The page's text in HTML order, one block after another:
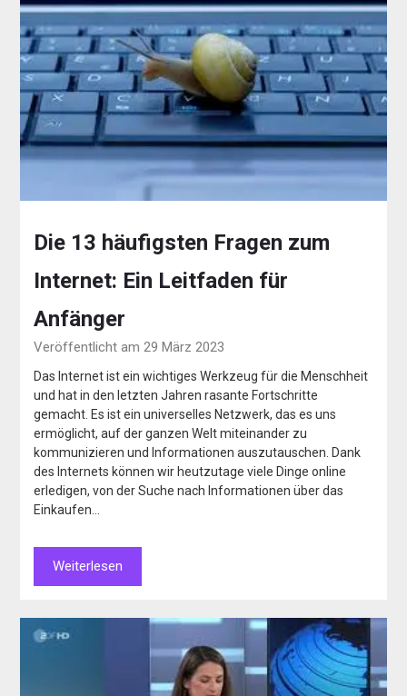
Die 13 häufigsten Fragen zum
Internet: Ein Leitfaden für
Anfänger
Veröffentlicht am 29 März 2023
Das Internet ist ein wichtiges Werkzeug für die Menschheit
und hat in den letzten Jahren rasante Fortschritte
gemacht. Es ist ein universelles Netzwerk, das es uns
ermöglicht, auf der ganzen Welt miteinander zu
kommunizieren und Informationen auszutauschen. Dank
des Internets können wir heutzutage viele Dinge online
erledigen, von der Suche nach Informationen über das
Einkaufen…
Weiterlesen